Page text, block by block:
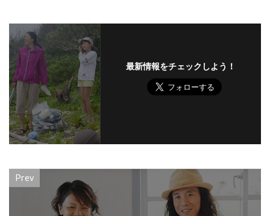
最新情報をチェックしよう！
Prev